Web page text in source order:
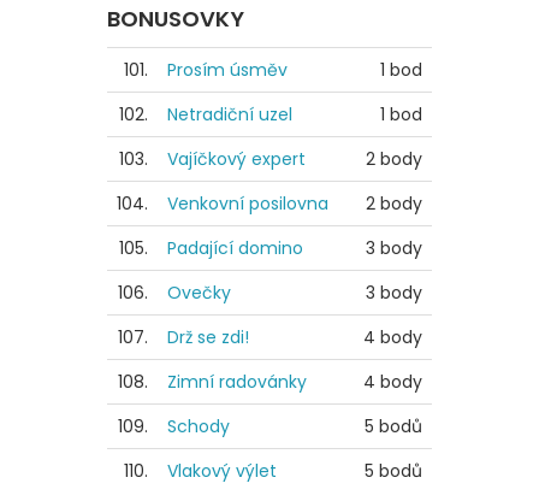
BONUSOVKY
101. Prosím úsměv
1 bod
102.
Netradiční uzel
1 bod
103.
Vajíčkový expert
2 body
104.
Venkovní posilovna
2 body
105.
Padající domino
3 body
106.
Ovečky
3 body
107.
Drž se zdi!
4 body
108.
Zimní radovánky
4 body
109.
Schody
5 bodů
110.
Vlakový výlet 5 bodů